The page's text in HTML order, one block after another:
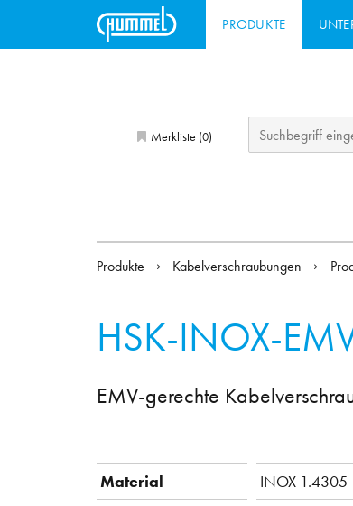
PRODUKTE
Merkliste (0)
Produkte Kabelverschraubungen
HSK-INOX-
EMV-gerechte
Material INOX 1.4305